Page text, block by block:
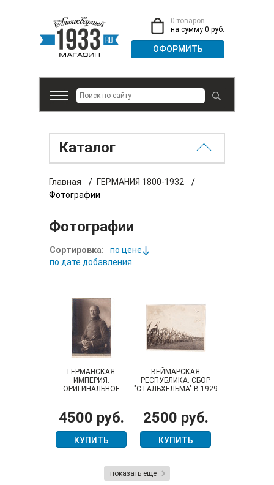
0 товаров
на сумму 0 руб.
Каталог
Главная / ГЕРМАНИЯ 1800-1932
/
Фотографии
Фотографии
Сортировка:
по цене
по дате добавления
ГЕРМАНСКАЯ
ИМПЕРИЯ.
ОРИГИНАЛЬНОЕ
ГЕНЕРАЛ-ЛЕЙТЕНАНТА
ВЕРМАХТА ФРИДРИХА
ВИЛЬГЕЛЬМА
НОЙМАННА
4500 руб.
КУПИТЬ
ВЕЙМАРСКАЯ
РЕСПУБЛИКА. СБОР
"СТАЛЬХЕЛЬМА" В 1929
(WESTERSTEDE)
2500 руб.
КУПИТЬ
показать еще